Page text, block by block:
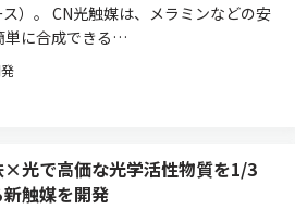
）。 CN光触媒は、メラミンなどの安
単に合成できる…
×光で高価な光学活性物質を1/3
触媒を開発